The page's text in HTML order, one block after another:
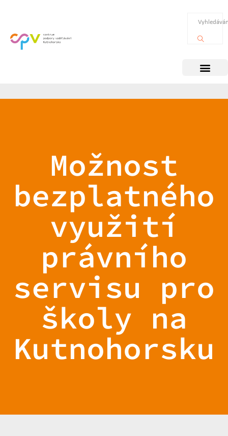
Možnost
bezplatného
využití
právního
servisu pro
školy na
Kutnohorsku